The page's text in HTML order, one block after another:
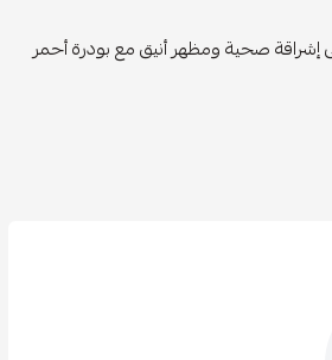
صحية ومظهر أنيق مع بودرة أحمر